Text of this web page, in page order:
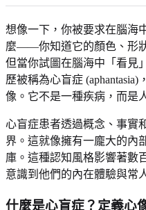
想像一下，你被要求在腦海
麼——你知道它的顏色、形
但當你試圖在腦海中「看見
歷被稱為心盲症
像。它不是一種疾病，而是
心盲症患者透過概念、事實
界。這就像擁有一龐大的內
庫。這種認知風格影響著數
意識到他們的內在體驗與常
什麼是心盲症？定義心